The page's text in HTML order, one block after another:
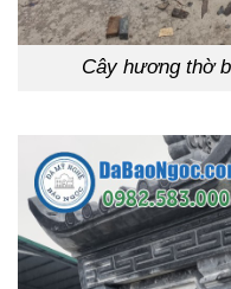
Cây hương thờ